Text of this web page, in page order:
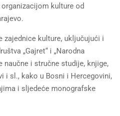
kulture od
zajednice kulture, uključujući i
„Gajret“ i „Narodna
naučne i stručne studije, knjige,
i sl., kako u Bosni i Hercegovini,
i sljedeće monografske